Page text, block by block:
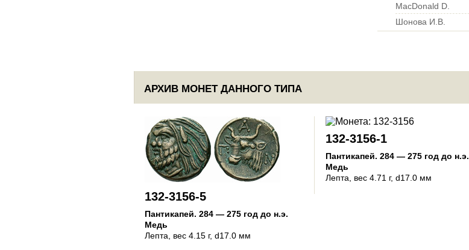
MacDonald D.
Шонова И.В.
АРХИВ МОНЕТ ДАННОГО ТИПА
132-3156-5
Пантикапей. 284 — 275 год до н.э.
Медь
Лепта , вес 4.15 г, d17.0 мм
132-3156-1
Пантикапей. 284 — 275 год до н.э.
Медь
Лепта , вес 4.71 г, d17.0 мм